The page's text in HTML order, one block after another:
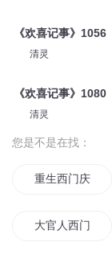
《欢喜记事》1056
清灵
《欢喜记事》1080
清灵
您是不是在找：
重生西门庆
大官人西门庆